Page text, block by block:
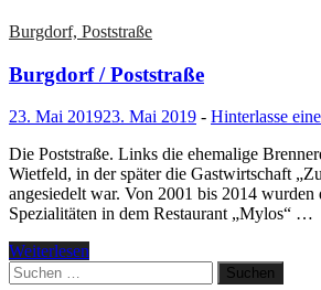
Burgdorf, Poststraße
Burgdorf / Poststraße
23. Mai 201923. Mai 2019 - Hinterlasse
Die Poststraße. Links die ehemalige
Wietfeld, in der später die Gastwirtschaft
angesiedelt war. Von 2001 bis 2014 wurden
Spezialitäten in dem Restaurant „Mylos“ …
Weiterlesen
Suchen